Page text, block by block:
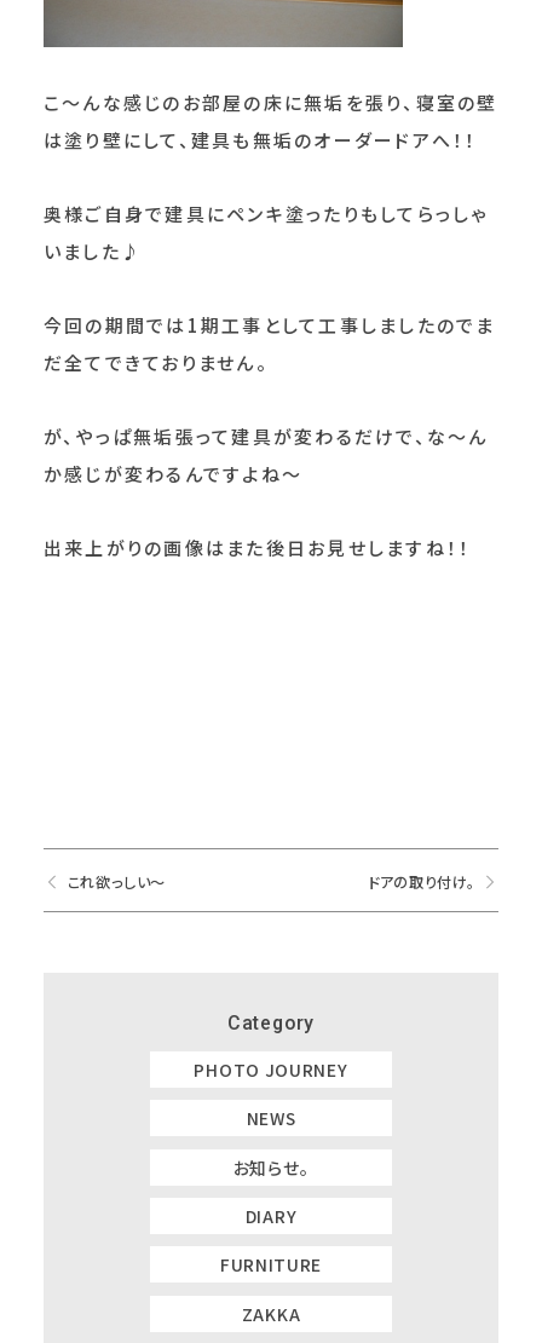
こ～んな感じのお部屋の床に無垢を張り、寝室の壁
は塗り壁にして、建具も無垢のオーダードアへ！！
奥様ご自身で建具にペンキ塗ったりもしてらっしゃ
いました♪
今回の期間では1期工事として工事しましたのでま
だ全てできておりません。
が、やっぱ無垢張って建具が変わるだけで、な～ん
か感じが変わるんですよね～
出来上がりの画像はまた後日お見せしますね！！
これ欲っしい～ ドアの取り付け。
Category
PHOTO JOURNEY
NEWS
お知らせ。
DIARY
FURNITURE
ZAKKA